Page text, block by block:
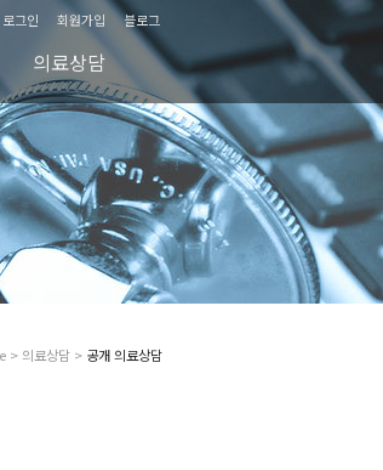
로그인 회원가입 블로그
의료상담
자주하시는 질문
비공개 의료상담
공개 의료상담
> 의료상담 > 공개 의료상담